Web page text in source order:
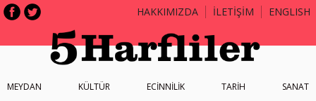
HAKKIMIZDA İLETİŞİM ENGLISH
MEYDAN KÜLTÜR ECİNNİLİK TARİH SANAT